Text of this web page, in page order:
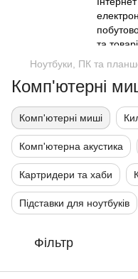
Ноутбуки, ПК та
Комп'ютерні
Комп'ютерні миші
Комп'ютерна акустика
Картридери та хаби
Підставки для ноутбуків
Фільтр